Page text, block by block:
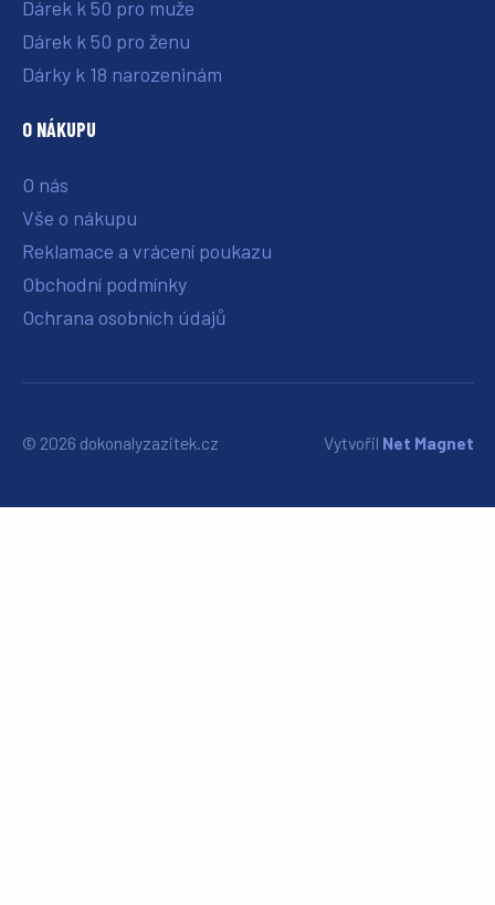
Dárek k 50 pro muže
Dárek k 50 pro ženu
Dárky k 18 narozeninám
O NÁKUPU
O nás
Vše o nákupu
Reklamace a vrácení poukazu
Obchodní podmínky
Ochrana osobních údajů
© 2026 dokonalyzazitek.cz Vytvořil Net Magnet